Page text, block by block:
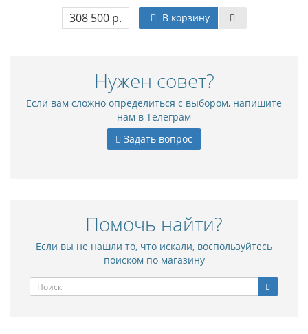
308 500 р. В корзину
Нужен совет?
Если вам сложно определиться с выбором, напишите
нам в Телеграм
Задать вопрос
Помочь найти?
Если вы не нашли то, что искали, воспользуйтесь
поиском по магазину